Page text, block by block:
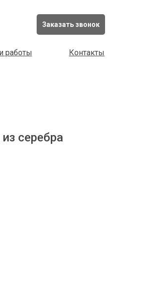
Заказать звонок
Контакты
работы
серебра